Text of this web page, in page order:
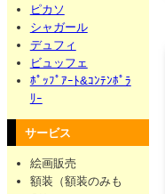
ピカソ
シャガール
デュフィ
ビュッフェ
ﾎﾟｯﾌﾟｱｰﾄ&ｺﾝﾃﾝﾎﾟﾗ
ﾘｰ
サービス
絵画販売
額装（額装のみも